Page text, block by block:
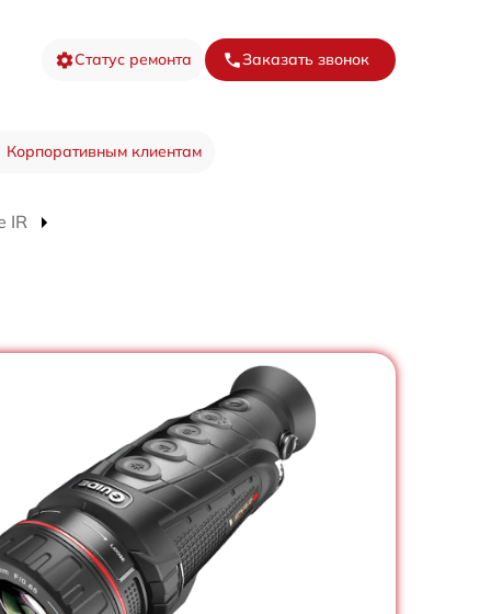
Статус ремонта Заказать звонок
Корпоративным клиентам
IR